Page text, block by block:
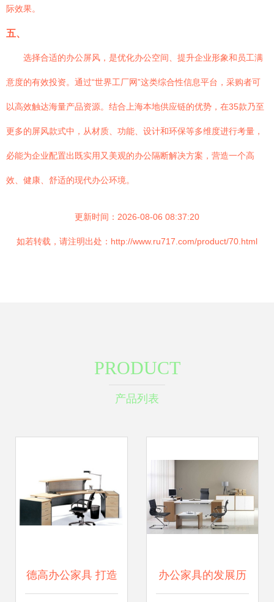
际效果。
五、
选择合适的办公屏风，是优化办公空间、提升企业形象和员工满
意度的有效投资。通过“世界工厂网”这类综合性信息平台，采购者可
以高效触达海量产品资源。结合上海本地供应链的优势，在35款乃至
更多的屏风款式中，从材质、功能、设计和环保等多维度进行考量，
必能为企业配置出既实用又美观的办公隔断解决方案，营造一个高
效、健康、舒适的现代办公环境。
更新时间：2026-08-06 08:37:20
如若转载，请注明出处：http://www.ru717.com/product/70.html
PRODUCT
产品列表
德高办公家具 打造 办公家具的发展历